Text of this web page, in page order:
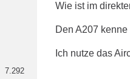
7.292
Wie ist im
Den A207
Ich nutze das